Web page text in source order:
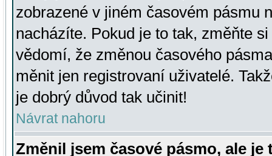
zobrazené v jiném časovém pásmu
nacházíte. Pokud je to tak, změňte
vědomí, že změnou časového
měnit jen registrovaní uživatelé.
je dobrý důvod tak učinit!
Návrat nahoru
Změnil jsem časové pásmo, ale je